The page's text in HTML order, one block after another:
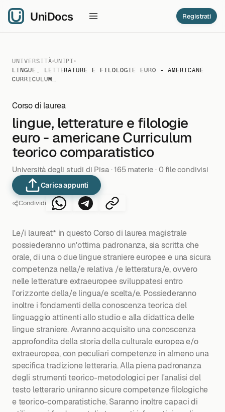
Registrati
UNIVERSITÀ UNIPI
LINGUE, LETTERATURE E FILOLOGIE EURO - AMERICANE
CURRICULUM…
Corso di laurea
lingue, letterature e filologie
euro - americane Curriculum
teorico comparatistico
Università degli studi di Pisa · 165 materie · 0 file condivisi
Carica appunti
Condividi
Le/i laureat* in questo Corso di laurea magistrale
possiederanno un'ottima padronanza, sia scritta che
orale, di una o due lingue straniere europee e una sicura
competenza nella/e relativa /e letteratura/e, ovvero
nelle letterature extraeuropee sviluppatesi entro
l'orizzonte della/e lingua/e scelta/e. Possiederanno
inoltre i fondamenti della conoscenza teorica del
linguaggio attinenti allo studio e alla didattica delle
lingue straniere. Avranno acquisito una conoscenza
approfondita della storia della culturale europea e/o
extraeuropea, con peculiari competenze in almeno una
specifica tradizione letteraria. Alla piena padronanza
degli strumenti teorico-metodologici per l'analisi del
testo letterario uniranno sicure competenze filologiche
e teorico-comparatistiche. Saranno inoltre capaci di